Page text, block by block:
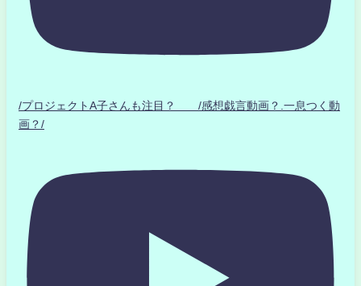
/プロジェクトA子さんも注目？ /感想戯言動画？.一息つく動
画？/